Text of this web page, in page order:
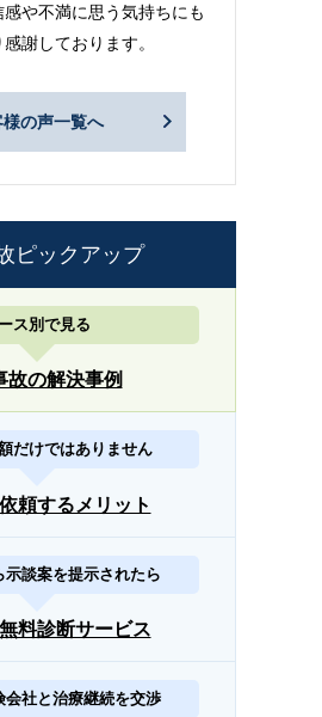
や不満に思う気持ちにも
謝しております。
様の声一覧へ
ピックアップ
ス別で見る
故の解決事例
だけではありません
頼するメリット
示談案を提示されたら
料診断サービス
会社と治療継続を交渉